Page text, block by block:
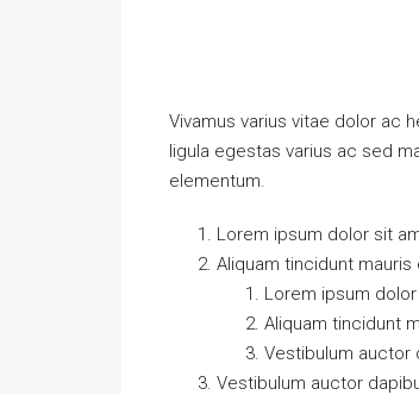
Vivamus varius vitae dolor ac
ligula egestas varius ac sed
elementum.
Lorem ipsum dolor sit
Aliquam tincidunt mauris
Lorem ipsum
Aliquam tincidunt
Vestibulum auctor
Vestibulum auctor